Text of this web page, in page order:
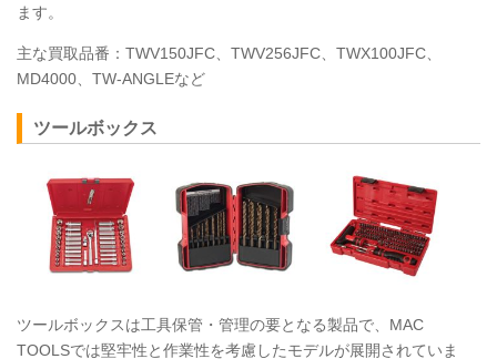
ます。
主な買取品番：TWV150JFC、TWV256JFC、TWX100JFC、
MD4000、TW-ANGLEなど
ツールボックス
ツールボックスは工具保管・管理の要となる製品で、MAC
TOOLSでは堅牢性と作業性を考慮したモデルが展開されていま